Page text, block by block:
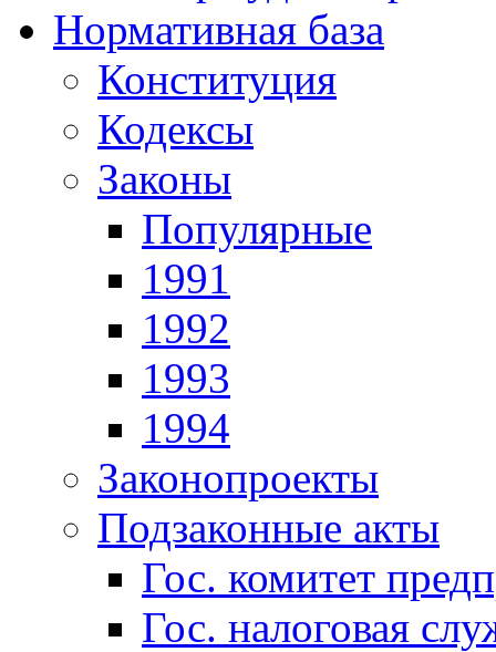
Нормативная база
Конституция
Кодексы
Законы
Популярные
1991
1992
1993
1994
Законопроекты
Подзаконные акты
Гос. комитет
Гос. налоговая